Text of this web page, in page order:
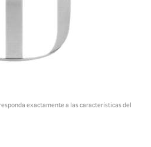
exactamente a las características del